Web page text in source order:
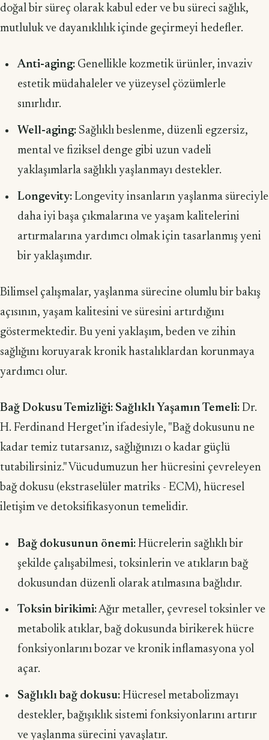
doğal bir süreç olarak kabul eder ve bu süreci sağlık,
mutluluk ve dayanıklılık içinde geçirmeyi hedefler.
Anti-aging: Genellikle kozmetik ürünler, invaziv
estetik müdahaleler ve yüzeysel çözümlerle
sınırlıdır.
Well-aging: Sağlıklı beslenme, düzenli egzersiz,
mental ve fiziksel denge gibi uzun vadeli
yaklaşımlarla sağlıklı yaşlanmayı destekler.
Longevity: Longevity insanların yaşlanma süreciyle
daha iyi başa çıkmalarına ve yaşam kalitelerini
artırmalarına yardımcı olmak için tasarlanmış yeni
bir yaklaşımdır.
Bilimsel çalışmalar, yaşlanma sürecine olumlu bir bakış
açısının, yaşam kalitesini ve süresini artırdığını
göstermektedir. Bu yeni yaklaşım, beden ve zihin
sağlığını koruyarak kronik hastalıklardan korunmaya
yardımcı olur.
Bağ Dokusu Temizliği: Sağlıklı Yaşamın Temeli: Dr.
H. Ferdinand Herget’in ifadesiyle, "Bağ dokusunu ne
kadar temiz tutarsanız, sağlığınızı o kadar güçlü
tutabilirsiniz." Vücudumuzun her hücresini çevreleyen
bağ dokusu (ekstraselüler matriks - ECM), hücresel
iletişim ve detoksifikasyonun temelidir.
Bağ dokusunun önemi: Hücrelerin sağlıklı bir
şekilde çalışabilmesi, toksinlerin ve atıkların bağ
dokusundan düzenli olarak atılmasına bağlıdır.
Toksin birikimi:Ağır metaller, çevresel toksinler ve
metabolik atıklar, bağ dokusunda birikerek hücre
fonksiyonlarını bozar ve kronik inflamasyona yol
açar.
Sağlıklı bağ dokusu: Hücresel metabolizmayı
destekler, bağışıklık sistemi fonksiyonlarını artırır
ve yaşlanma sürecini yavaşlatır.